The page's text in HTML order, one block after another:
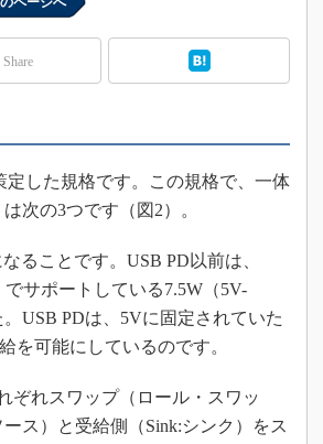
Share
定した規格です。この規格で、一体
次の3つです（図2）。
ることです。USB PD以前は、
でサポートしている7.5W（5V-
USB PDは、5Vに固定されていた
を可能にしているのです。
ぞれスワップ（ロール・スワッ
ス）と受給側（Sink:シンク）をス